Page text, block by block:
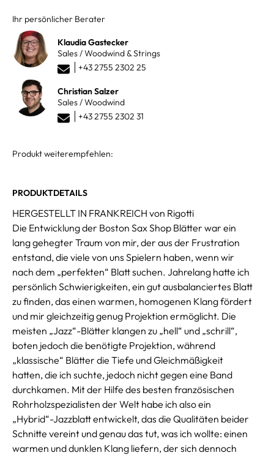
Ihr persönlicher Berater
Klaudia Gastecker
Sales / Woodwind & Strings
+43 2755 2302 25
Christian Salzer
Sales / Woodwind
+43 2755 2302 31
Produkt weiterempfehlen:
PRODUKTDETAILS
HERGESTELLT IN FRANKREICH von Rigotti
Die Entwicklung der Boston Sax Shop Blätter war ein
lang gehegter Traum von mir, der aus der Frustration
entstand, die viele von uns Spielern haben, wenn wir
nach dem „perfekten“ Blatt suchen. Jahrelang hatte ich
persönlich Schwierigkeiten, ein gut ausbalanciertes Blatt
zu finden, das einen warmen, homogenen Klang fördert
und mir gleichzeitig genug Projektion ermöglicht. Die
meisten „Jazz“-Blätter klangen zu „hell“ und „schrill“,
boten jedoch die benötigte Projektion, während
„klassische“ Blätter die Tiefe und Gleichmäßigkeit
hatten, die ich suchte, jedoch nicht gegen eine Band
durchkamen. Mit der Hilfe des besten französischen
Rohrholzspezialisten der Welt habe ich also ein
„Hybrid“-Jazzblatt entwickelt, das die Qualitäten beider
Schnitte vereint und genau das tut, was ich wollte: einen
warmen und dunklen Klang liefern, der sich dennoch